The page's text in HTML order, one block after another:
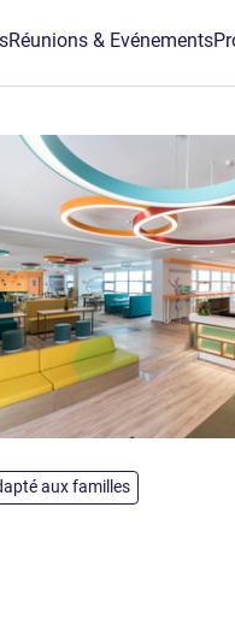
Réunions & Evénements
aux familles